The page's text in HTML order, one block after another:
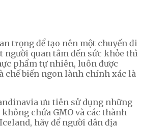
trọng để tạo nên một chuyến đi
người quan tâm đến sức khỏe thì
phẩm tự nhiên, luôn được
chế biến ngon lành chính xác là
ưu tiên sử dụng những
chứa GMO và các thành
hãy để người dân địa